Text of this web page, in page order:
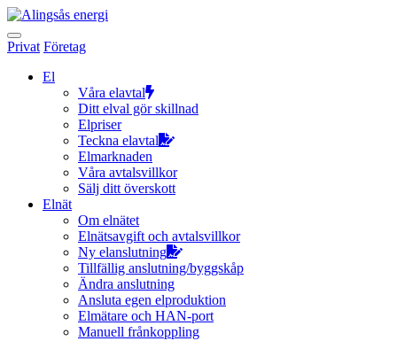
Hoppa
till
innehållet
Privat Företag
El
Våra elavtal
Ditt elval gör skillnad
Elpriser
Teckna elavtal
Elmarknaden
Våra avtalsvillkor
Sälj ditt överskott
Elnät
Om elnätet
Elnätsavgift och avtalsvillkor
Ny elanslutning
Tillfällig anslutning/byggskåp
Ändra anslutning
Ansluta egen elproduktion
Elmätare och HAN-port
Manuell frånkoppling